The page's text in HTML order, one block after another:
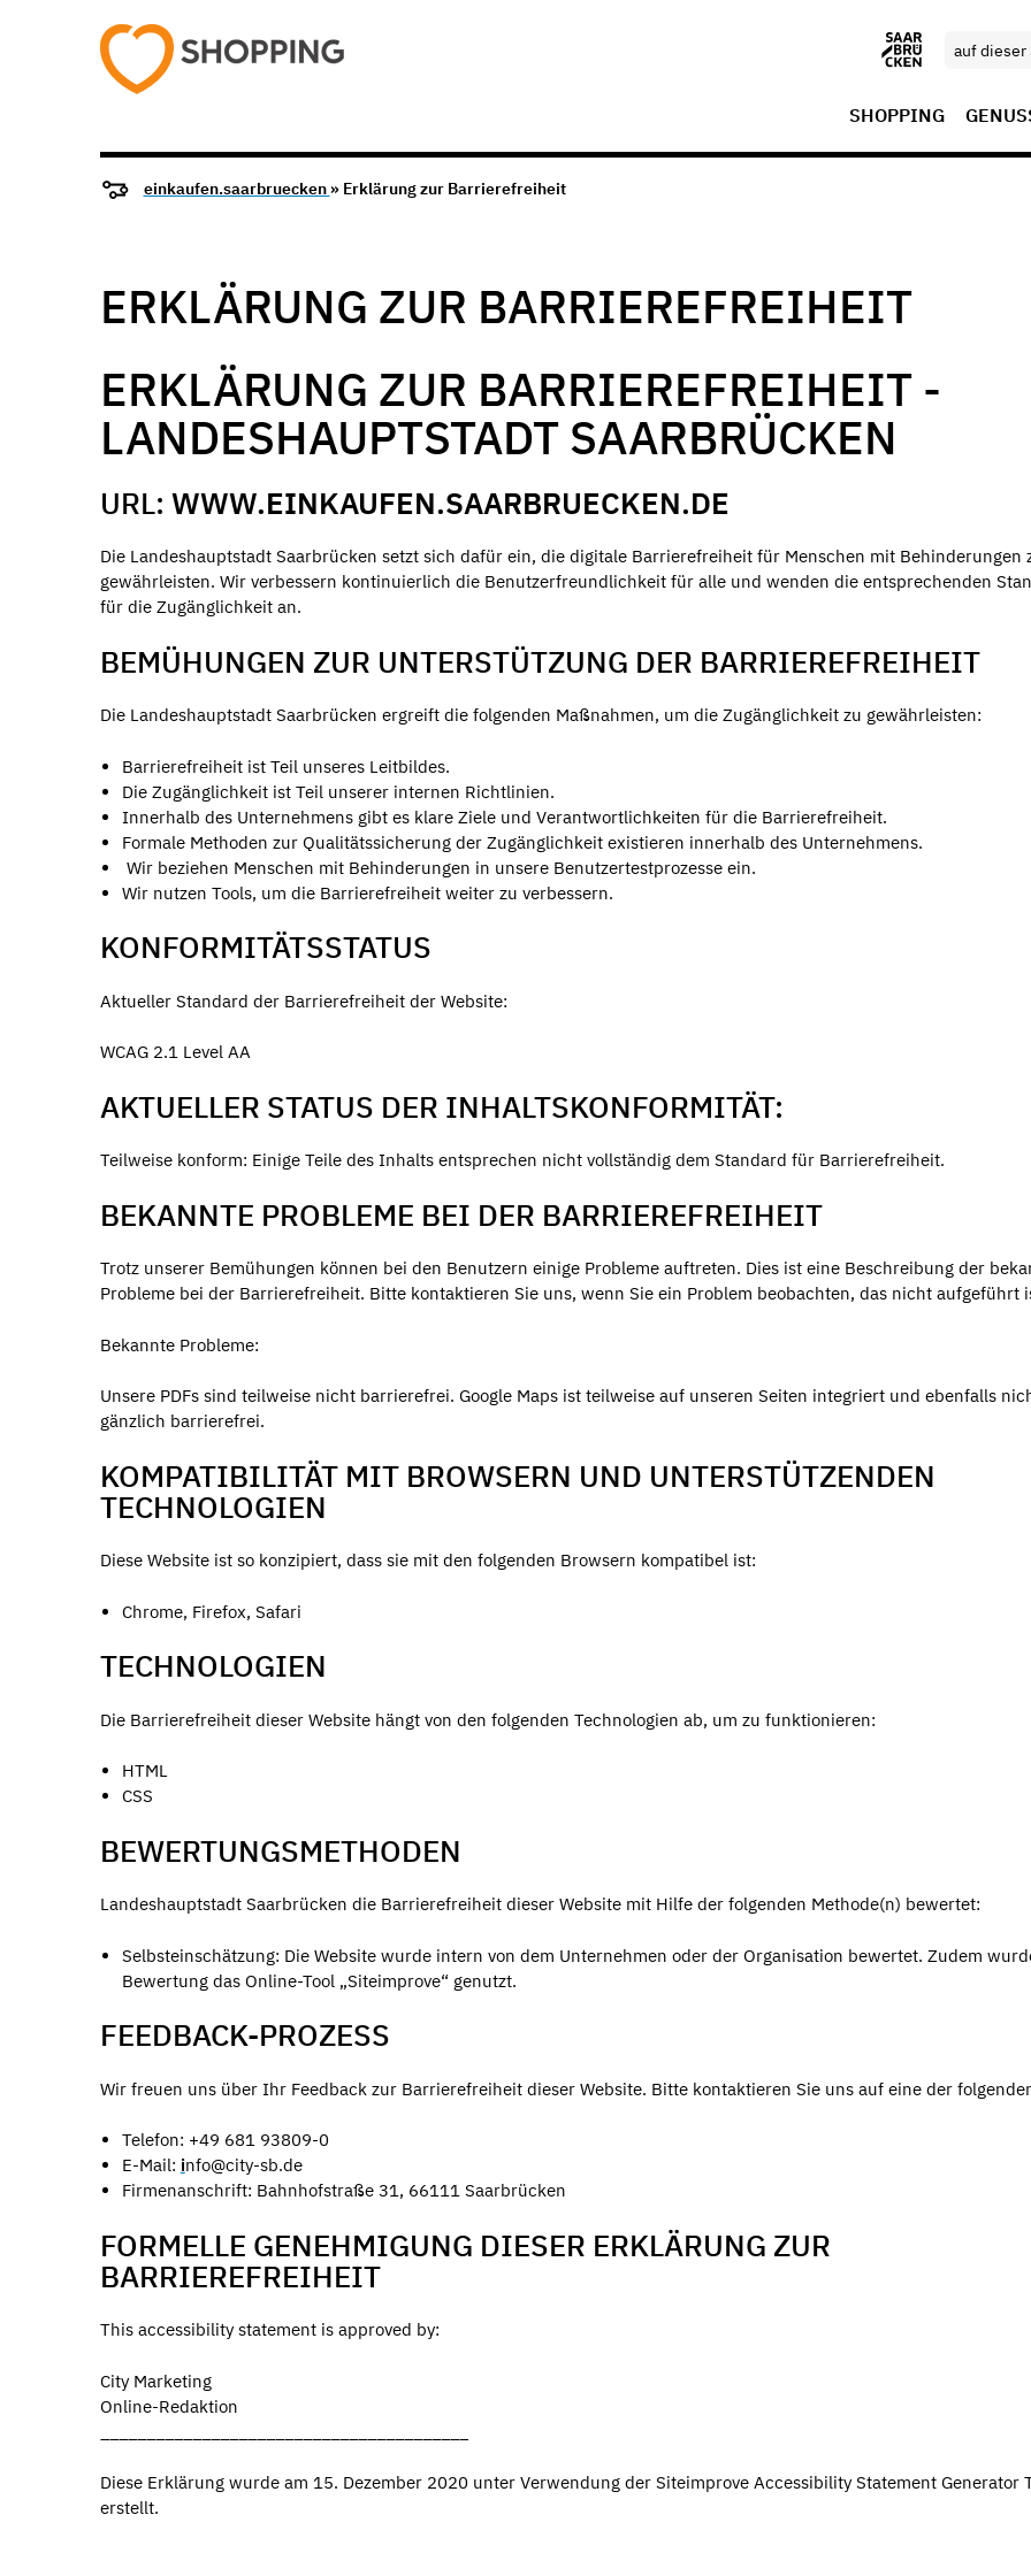
SHOPPING
einkaufen.saarbruecken » Erklärung zur Barrierefreiheit
ERKLÄRUNG ZUR BARRIEREFREIHEIT
ERKLÄRUNG ZUR BARRIEREFREIHEIT -
LANDESHAUPTSTADT SAARBRÜCKEN
URL: WWW.EINKAUFEN.SAARBRUECKEN.DE
Die Landeshauptstadt Saarbrücken setzt sich dafür ein, die digitale Barrierefreiheit für Menschen mit Behinderungen
gewährleisten. Wir verbessern kontinuierlich die Benutzerfreundlichkeit für alle und wenden die entsprechenden
für die Zugänglichkeit an.
BEMÜHUNGEN ZUR UNTERSTÜTZUNG DER BARRIEREFREIHEIT
Die Landeshauptstadt Saarbrücken ergreift die folgenden Maßnahmen, um die Zugänglichkeit zu gewährleisten:
Barrierefreiheit ist Teil unseres Leitbildes.
Die Zugänglichkeit ist Teil unserer internen Richtlinien.
Innerhalb des Unternehmens gibt es klare Ziele und Verantwortlichkeiten für die Barrierefreiheit.
Formale Methoden zur Qualitätssicherung der Zugänglichkeit existieren innerhalb des Unternehmens.
Wir beziehen Menschen mit Behinderungen in unsere Benutzertestprozesse ein.
Wir nutzen Tools, um die Barrierefreiheit weiter zu verbessern.
KONFORMITÄTSSTATUS
Aktueller Standard der Barrierefreiheit der Website:
WCAG 2.1 Level AA
AKTUELLER STATUS DER INHALTSKONFORMITÄT:
Teilweise konform: Einige Teile des Inhalts entsprechen nicht vollständig dem Standard für Barrierefreiheit.
BEKANNTE PROBLEME BEI DER BARRIEREFREIHEIT
Trotz unserer Bemühungen können bei den Benutzern einige Probleme auftreten. Dies ist eine Beschreibung der
Probleme bei der Barrierefreiheit. Bitte kontaktieren Sie uns, wenn Sie ein Problem beobachten, das nicht aufgeführt
Bekannte Probleme:
Unsere PDFs sind teilweise nicht barrierefrei. Google Maps ist teilweise auf unseren Seiten integriert und ebenfalls
gänzlich barrierefrei.
KOMPATIBILITÄT MIT BROWSERN UND UNTERSTÜTZENDEN
TECHNOLOGIEN
Diese Website ist so konzipiert, dass sie mit den folgenden Browsern kompatibel ist:
Chrome, Firefox, Safari
TECHNOLOGIEN
Die Barrierefreiheit dieser Website hängt von den folgenden Technologien ab, um zu funktionieren:
HTML
CSS
BEWERTUNGSMETHODEN
Landeshauptstadt Saarbrücken die Barrierefreiheit dieser Website mit Hilfe der folgenden Methode(n) bewertet:
Selbsteinschätzung: Die Website wurde intern von dem Unternehmen oder der Organisation bewertet. Zudem
Bewertung das Online-Tool „Siteimprove“ genutzt.
FEEDBACK-PROZESS
Wir freuen uns über Ihr Feedback zur Barrierefreiheit dieser Website. Bitte kontaktieren Sie uns auf eine der
Telefon: +49 681 93809-0
E-Mail: info@city-sb.de
Firmenanschrift: Bahnhofstraße 31, 66111 Saarbrücken
FORMELLE GENEHMIGUNG DIESER ERKLÄRUNG ZUR
BARRIEREFREIHEIT
This accessibility statement is approved by:
City Marketing
Online-Redaktion
Diese Erklärung wurde am 15. Dezember 2020 unter Verwendung der Siteimprove Accessibility Statement Generator
erstellt.